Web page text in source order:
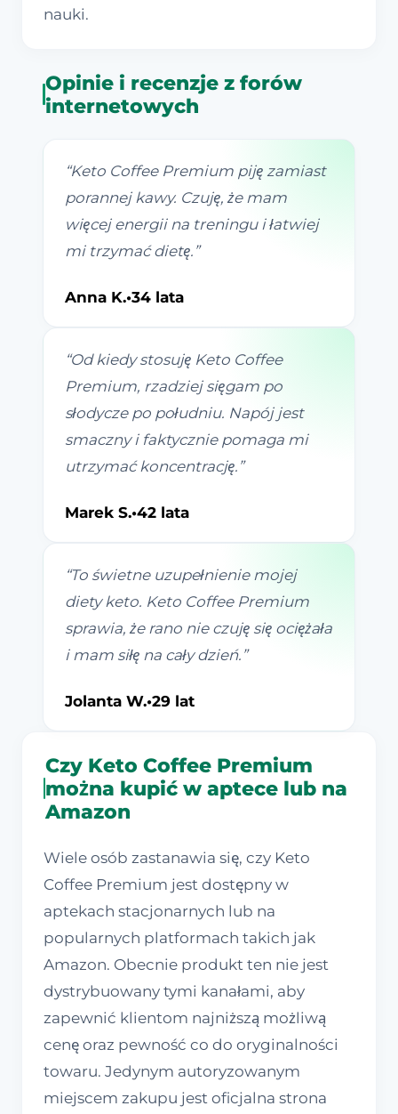
nauki.
Opinie i recenzje z forów
internetowych
“Keto Coffee Premium piję zamiast
porannej kawy. Czuję, że mam
więcej energii na treningu i łatwiej
mi trzymać dietę. ”
Anna K.•34 lata
“Od kiedy stosuję Keto Coffee
Premium, rzadziej sięgam po
słodycze po południu. Napój jest
smaczny i faktycznie pomaga mi
utrzymać koncentrację. ”
Marek S.•42 lata
“To świetne uzupełnienie mojej
diety keto. Keto Coffee Premium
sprawia, że rano nie czuję się ociężała
i mam siłę na cały dzień. ”
Jolanta W.•29 lat
Czy Keto Coffee Premium
można kupić w aptece lub na
Amazon
Wiele osób zastanawia się, czy Keto
Coffee Premium jest dostępny w
aptekach stacjonarnych lub na
popularnych platformach takich jak
Amazon. Obecnie produkt ten nie jest
dystrybuowany tymi kanałami, aby
zapewnić klientom najniższą możliwą
cenę oraz pewność co do oryginalności
towaru. Jedynym autoryzowanym
miejscem zakupu jest oficjalna strona